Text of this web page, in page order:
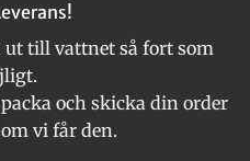
till vattnet så fort som
och skicka din order
vi får den.